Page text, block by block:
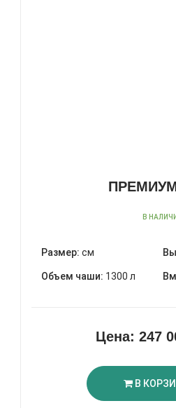
В
Размер: см
Объем чаши: 1300 л
Цена: 247
В